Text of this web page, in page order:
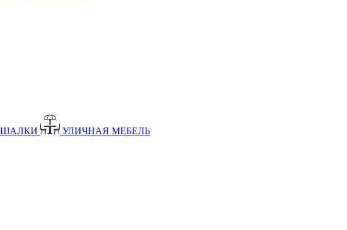
УЛИЧНАЯ МЕБЕЛЬ